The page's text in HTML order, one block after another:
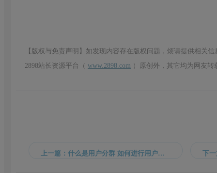
【版权与免责声明】如发现内容存在版权问题，烦请提供相关
2898站长资源平台（ www.2898.com ）原创外，其它均为网友
上一篇：什么是用户分群 如何进行用户分群？